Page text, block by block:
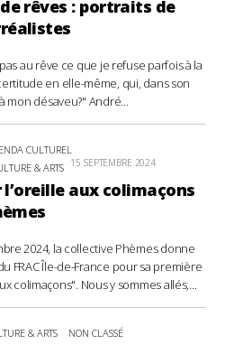
rêves : portraits de
au rêve ce que je refuse parfois à la
en elle-même, qui, dans son
mon désaveu?" André...
CULTUREL
& ARTS 15 SEPTEMBRE 2024
aux colimaçons
2024, la collective Phèmes donne
FRAC Île-de-France pour sa première
colimaçons". Nous y sommes allés,...
& ARTS NON CLASSÉ